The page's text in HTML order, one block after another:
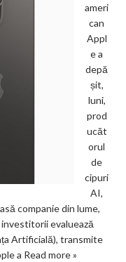
ameri
can
Appl
e a
depă
șit,
luni,
prod
ucăt
orul
de
cipuri
AI,
companie din lume,
evaluează
Artificială), transmite
a Read more »